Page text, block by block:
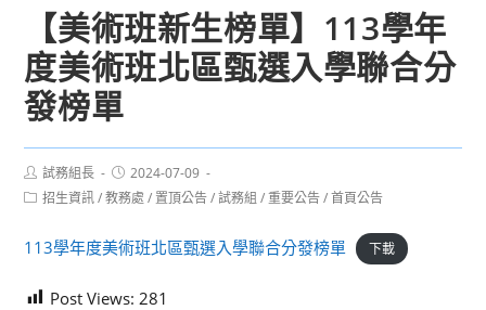
【美術班新生榜單】113學年
度美術班北區甄選入學聯合分
發榜單
Post
author:
試務組長
Post
published:
2024-07-09
Post招生資訊 / 教務處 / 置頂公告 / 試務組 / 重要公告 / 首頁公告
113學年度美術班北區甄選入學聯合分發榜單 下載
Post Views: 281